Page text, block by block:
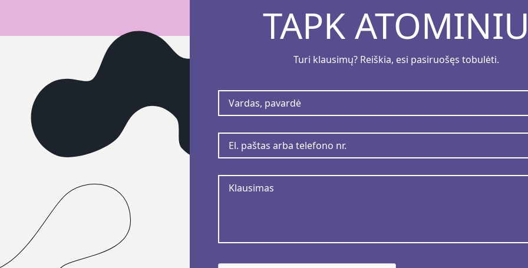
TAPK ATOMINIU
Turi klausimų? Reiškia, esi pasiruošęs tobulėti.